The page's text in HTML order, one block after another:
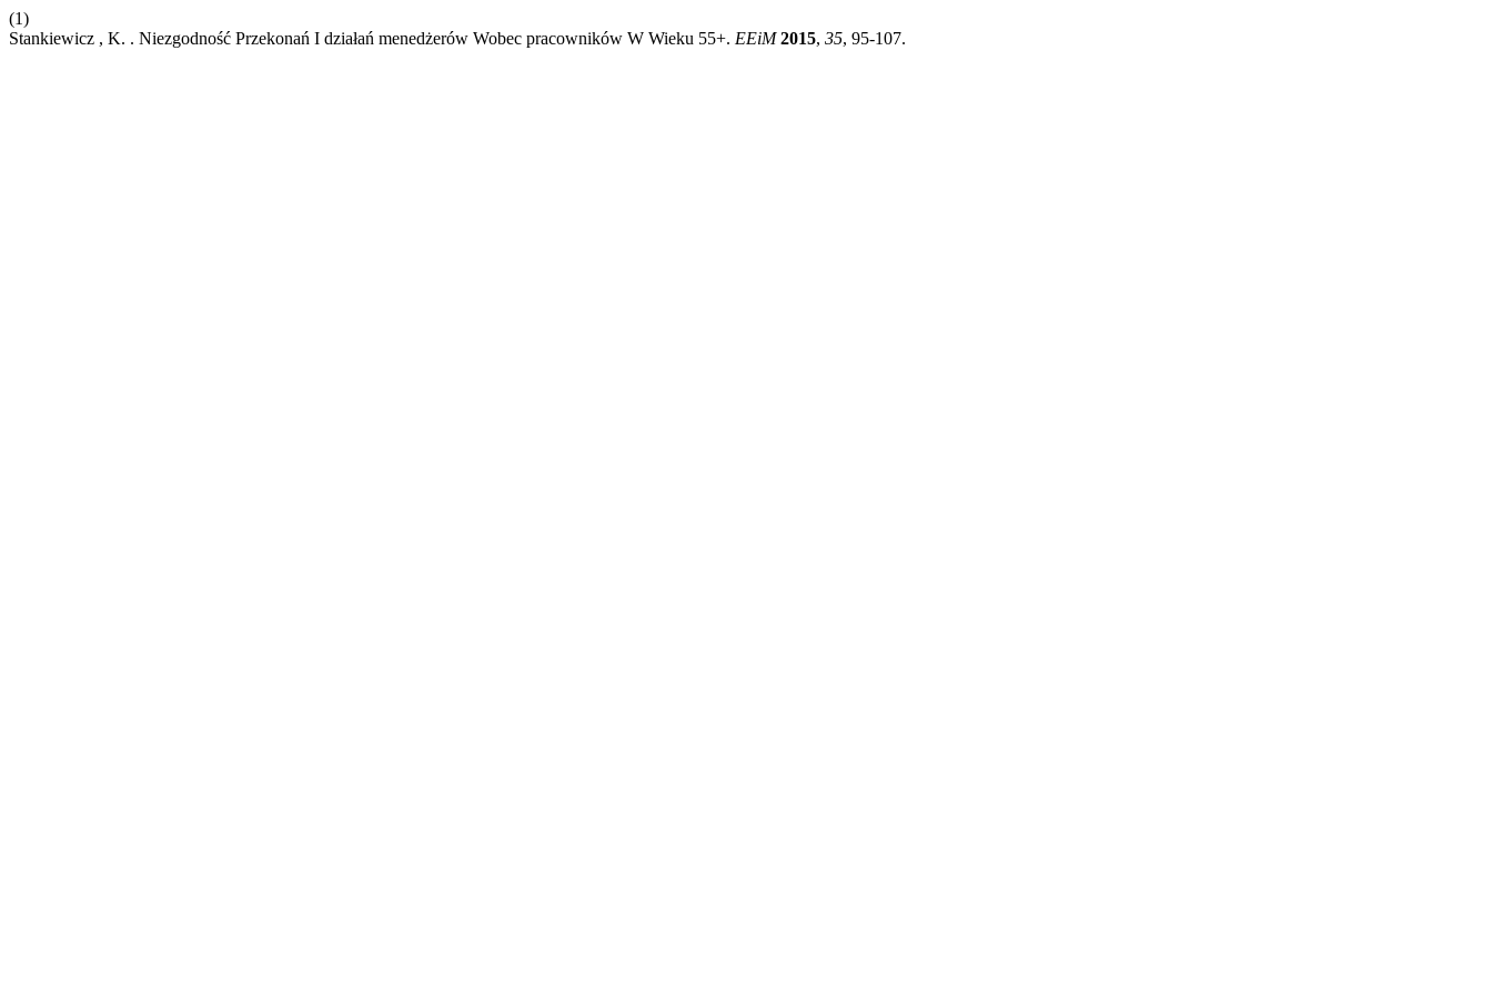
(1)
Stankiewicz , K. . Niezgodność Przekonań I działań menedżerów Wobec pracowników W Wieku 55+. EEiM 2015, 35, 95-107.